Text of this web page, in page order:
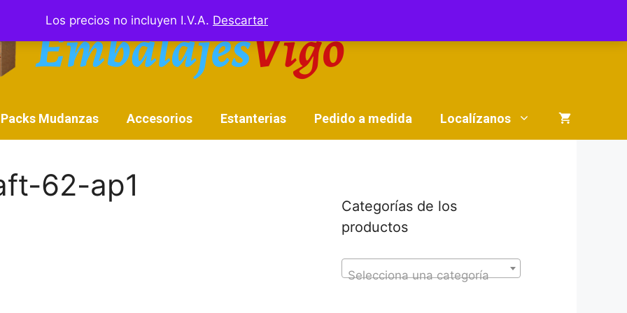
Los precios no incluyen I.V.A. Descartar
Packs Mudanzas Accesorios Estanterias Pedido a medida Localízanos
62-ap1
Categorías de los
productos
Selecciona una categoría